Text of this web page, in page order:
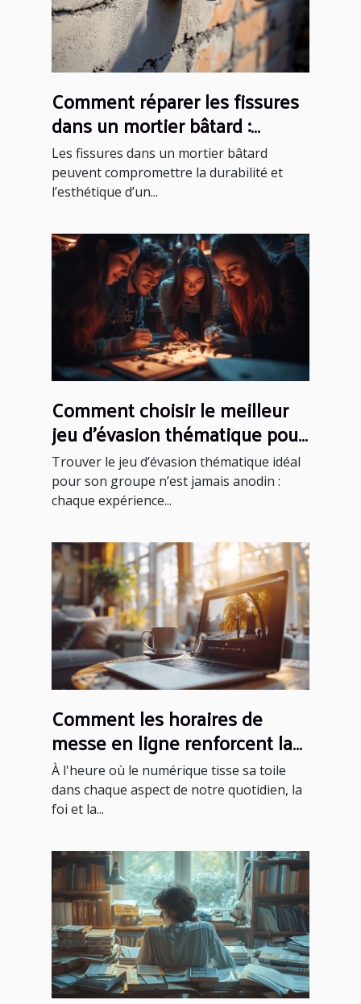
Comment réparer les fissures
dans un mortier bâtard :
méthodes et conseils
Les fissures dans un mortier bâtard
peuvent compromettre la durabilité et
l’esthétique d’un...
Comment choisir le meilleur
jeu d'évasion thématique pour
votre groupe
Trouver le jeu d’évasion thématique idéal
pour son groupe n’est jamais anodin :
chaque expérience...
Comment les horaires de
messe en ligne renforcent la
foi communautaire
À l'heure où le numérique tisse sa toile
dans chaque aspect de notre quotidien, la
foi et la...